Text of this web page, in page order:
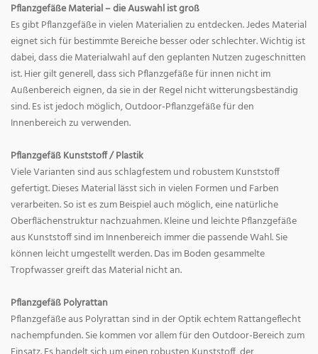
Pflanzgefäße Material – die Auswahl ist groß
Es gibt Pflanzgefäße in vielen Materialien zu entdecken. Jedes Material
eignet sich für bestimmte Bereiche besser oder schlechter. Wichtig ist
dabei, dass die Materialwahl auf den geplanten Nutzen zugeschnitten
ist. Hier gilt generell, dass sich Pflanzgefäße für innen nicht im
Außenbereich eignen, da sie in der Regel nicht witterungsbeständig
sind. Es ist jedoch möglich, Outdoor-Pflanzgefäße für den
Innenbereich zu verwenden.
Pflanzgefäß Kunststoff / Plastik
Viele Varianten sind aus schlagfestem und robustem Kunststoff
gefertigt. Dieses Material lässt sich in vielen Formen und Farben
verarbeiten. So ist es zum Beispiel auch möglich, eine natürliche
Oberflächenstruktur nachzuahmen. Kleine und leichte Pflanzgefäße
aus Kunststoff sind im Innenbereich immer die passende Wahl. Sie
können leicht umgestellt werden. Das im Boden gesammelte
Tropfwasser greift das Material nicht an.
Pflanzgefäß Polyrattan
Pflanzgefäße aus Polyrattan sind in der Optik echtem Rattangeflecht
nachempfunden. Sie kommen vor allem für den Outdoor-Bereich zum